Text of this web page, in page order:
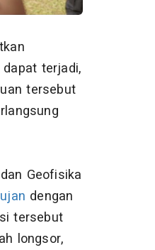
terjadi,
tersebut
Geofisika
dengan
tersebut
longsor,